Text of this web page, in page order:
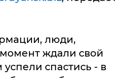
люди,
ждали свой
спастись - в